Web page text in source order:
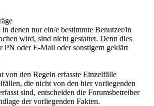
in denen nur ein/e bestimmte Benutzer/in
wird, sind nicht gestattet. Denn dies
PN oder E-Mail oder sonstigem geklärt
von den Regeln erfasste Einzelfälle
die nicht von den hier vorliegenden
sind, entscheiden die Forumsbetreiber
der vorliegenden Fakten.